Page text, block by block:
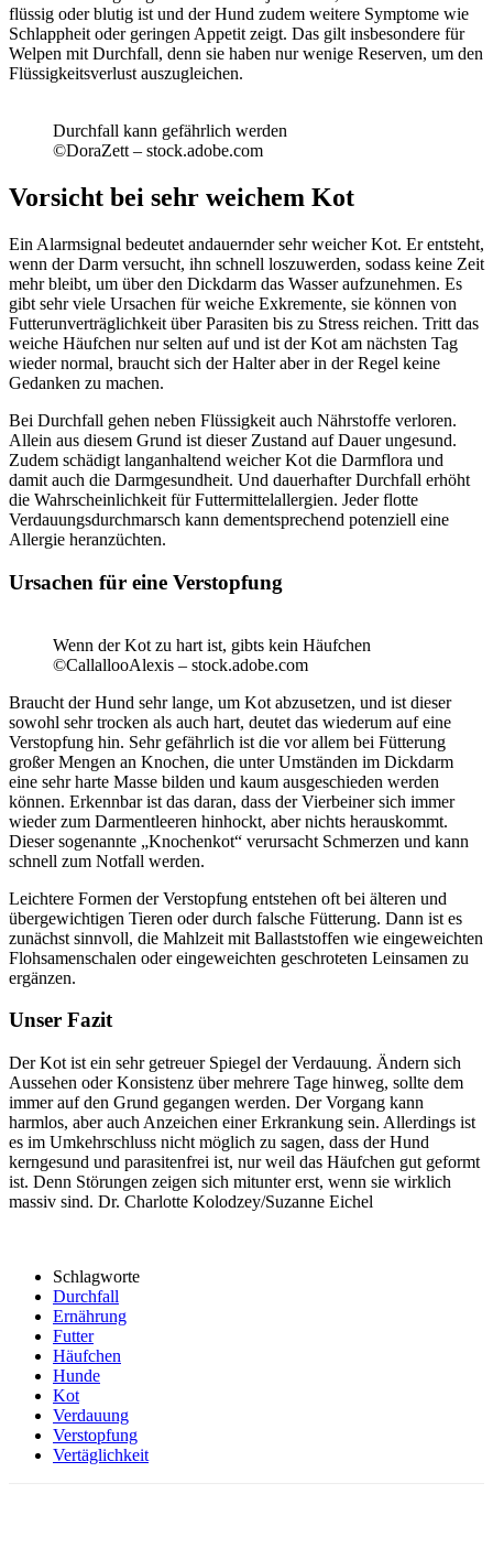
flüssig oder blutig ist und der Hund zudem weitere Symptome wie
Schlappheit oder geringen Appetit zeigt. Das gilt insbesondere für
Welpen mit Durchfall, denn sie haben nur wenige Reserven, um den
Flüssigkeitsverlust auszugleichen.
Durchfall kann gefährlich werden
©DoraZett – stock.adobe.com
Vorsicht bei sehr weichem Kot
Ein Alarmsignal bedeutet andauernder sehr weicher Kot. Er entsteht,
wenn der Darm versucht, ihn schnell loszuwerden, sodass keine Zeit
mehr bleibt, um über den Dickdarm das Wasser aufzunehmen. Es
gibt sehr viele Ursachen für weiche Exkremente, sie können von
Futterunverträglichkeit über Parasiten bis zu Stress reichen. Tritt das
weiche Häufchen nur selten auf und ist der Kot am nächsten Tag
wieder normal, braucht sich der Halter aber in der Regel keine
Gedanken zu machen.
Bei Durchfall gehen neben Flüssigkeit auch Nährstoffe verloren.
Allein aus diesem Grund ist dieser Zustand auf Dauer ungesund.
Zudem schädigt langanhaltend weicher Kot die Darmflora und
damit auch die Darmgesundheit. Und dauerhafter Durchfall erhöht
die Wahrscheinlichkeit für Futtermittelallergien. Jeder flotte
Verdauungsdurchmarsch kann dementsprechend potenziell eine
Allergie heranzüchten.
Ursachen für eine Verstopfung
Wenn der Kot zu hart ist, gibts kein Häufchen
©CallallooAlexis – stock.adobe.com
Braucht der Hund sehr lange, um Kot abzusetzen, und ist dieser
sowohl sehr trocken als auch hart, deutet das wiederum auf eine
Verstopfung hin. Sehr gefährlich ist die vor allem bei Fütterung
großer Mengen an Knochen, die unter Umständen im Dickdarm
eine sehr harte Masse bilden und kaum ausgeschieden werden
können. Erkennbar ist das daran, dass der Vierbeiner sich immer
wieder zum Darmentleeren hinhockt, aber nichts herauskommt.
Dieser sogenannte „Knochenkot“ verursacht Schmerzen und kann
schnell zum Notfall werden.
Leichtere Formen der Verstopfung entstehen oft bei älteren und
übergewichtigen Tieren oder durch falsche Fütterung. Dann ist es
zunächst sinnvoll, die Mahlzeit mit Ballaststoffen wie eingeweichten
Flohsamenschalen oder eingeweichten geschroteten Leinsamen zu
ergänzen.
Unser Fazit
Der Kot ist ein sehr getreuer Spiegel der Verdauung. Ändern sich
Aussehen oder Konsistenz über mehrere Tage hinweg, sollte dem
immer auf den Grund gegangen werden. Der Vorgang kann
harmlos, aber auch Anzeichen einer Erkrankung sein. Allerdings ist
es im Umkehrschluss nicht möglich zu sagen, dass der Hund
kerngesund und parasitenfrei ist, nur weil das Häufchen gut geformt
ist. Denn Störungen zeigen sich mitunter erst, wenn sie wirklich
massiv sind. Dr. Charlotte Kolodzey/Suzanne Eichel
Schlagworte
Durchfall
Ernährung
Futter
Häufchen
Hunde
Kot
Verdauung
Verstopfung
Vertäglichkeit